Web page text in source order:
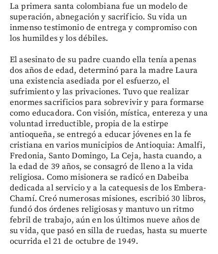
La primera santa colombiana fue un modelo de
superación, abnegación y sacrificio. Su vida un
inmenso testimonio de entrega y compromiso con
los humildes y los débiles.
El asesinato de su padre cuando ella tenía apenas
dos años de edad, determinó para la madre Laura
una existencia asediada por el esfuerzo, el
sufrimiento y las privaciones. Tuvo que realizar
enormes sacrificios para sobrevivir y para formarse
como educadora. Con visión, mística, entereza y una
voluntad irreductible, propia de la estirpe
antioqueña, se entregó a educar jóvenes en la fe
cristiana en varios municipios de Antioquia: Amalfi,
Fredonia, Santo Domingo, La Ceja, hasta cuando, a
la edad de 39 años, se consagró de lleno a la vida
religiosa. Como misionera se radicó en Dabeiba
dedicada al servicio y a la catequesis de los Embera-
Chamí. Creó numerosas misiones, escribió 30 libros,
fundó dos órdenes religiosas y mantuvo un ritmo
febril de trabajo, aún en los últimos nueve años de
su vida, que pasó en silla de ruedas, hasta su muerte
ocurrida el 21 de octubre de 1949.